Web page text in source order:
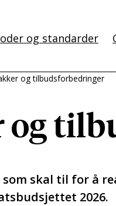
og standarder
og tilbudsforbedringer
og
skal til for å
2026.